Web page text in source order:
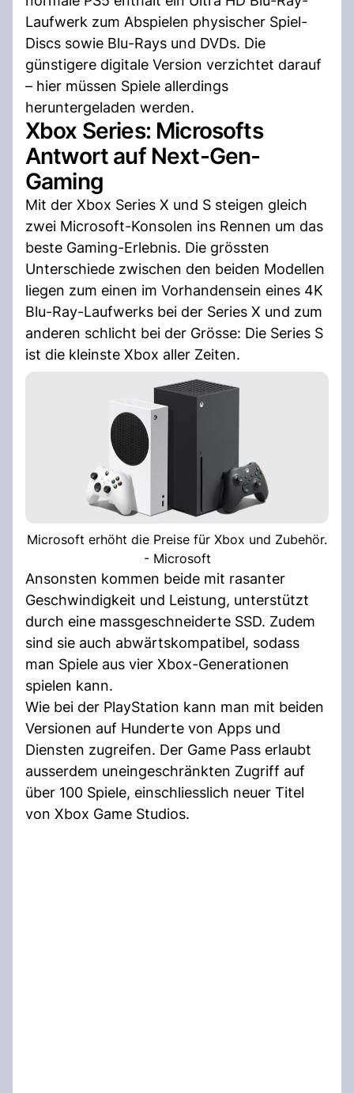
Laufwerk zum Abspielen physischer Spiel-
Discs sowie Blu-Rays und DVDs. Die
günstigere digitale Version verzichtet darauf
– hier müssen Spiele allerdings
heruntergeladen werden.
Xbox Series: Microsofts
Antwort auf Next-Gen-
Gaming
Mit der Xbox Series X und S steigen gleich
zwei Microsoft-Konsolen ins Rennen um das
beste Gaming-Erlebnis. Die grössten
Unterschiede zwischen den beiden Modellen
liegen zum einen im Vorhandensein eines 4K
Blu-Ray-Laufwerks bei der Series X und zum
anderen schlicht bei der Grösse: Die Series S
ist die kleinste Xbox aller Zeiten.
Microsoft erhöht die Preise für Xbox und Zubehör.
- Microsoft
Ansonsten kommen beide mit rasanter
Geschwindigkeit und Leistung, unterstützt
durch eine massgeschneiderte SSD. Zudem
sind sie auch abwärtskompatibel, sodass
man Spiele aus vier Xbox-Generationen
spielen kann.
Wie bei der PlayStation kann man mit beiden
Versionen auf Hunderte von Apps und
Diensten zugreifen. Der Game Pass erlaubt
ausserdem uneingeschränkten Zugriff auf
über 100 Spiele, einschliesslich neuer Titel
von Xbox Game Studios.